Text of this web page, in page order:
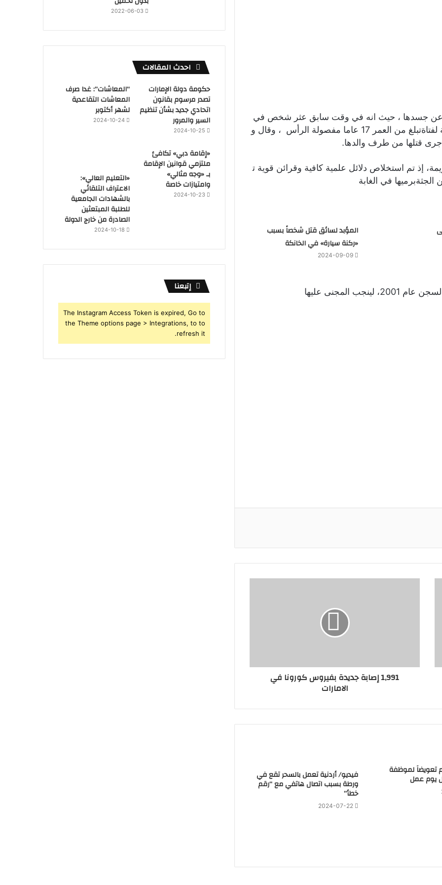
عن جسدها ، حيث انه في وقت سابق عثر شخص في
احدى الغابات بشمالي الجزائر على جثة متعفنة لفتاةتبلغ من العمر 17 عاما مفصولة الرأس ، وقال و
قتلها من طرف والدها.
إذ تم استخلاص دلائل علمية كافية وقرائن قوية ت
الجثةبرميها في الغابة
المؤبد لسائق قتل شخصاً بسبب
«ركنة سيارة» في الخانكة
2024-09-09
1,991 إصابة جديدة بفيروس ⁧‫كورونا‬⁩ في
الامارات
تعويضاً لموظفة
يوم عمل فيديو/ أردنية تعمل بالسحر تقع في
ورطة بسبب اتصال هاتفي مع “رقم
خطأ”
2024-07-22
2022-06-03
احدث المقالات
حكومة دولة الإمارات
تصدر مرسوم بقانون
اتحادي جديد بشأن تنظيم
السير والمرور
2024-10-25
“المعاشات”: غدا صرف
المعاشات التقاعدية
لشهر أكتوبر
2024-10-24
«إقامة دبي» تكافئ
ملتزمي قوانين الإقامة
بـ «وجه مثالي»
وامتيازات خاصة
2024-10-23
«التعليم العالي»:
الاعتراف التلقائي
بالشهادات الجامعية
للطلبة المبتعثين
الصادرة من خارج الدولة
2024-10-18
إتبعنا
The Instagram Access Token is expired, Go to
the Theme options page > Integrations, to to
refresh it.